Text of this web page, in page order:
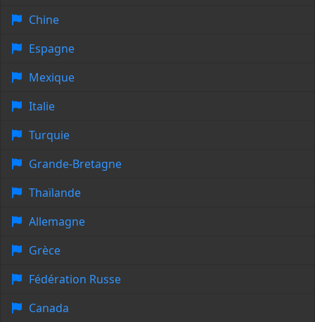
Chine
Espagne
Mexique
Italie
Turquie
Grande-Bretagne
Thaïlande
Allemagne
Grèce
Fédération Russe
Canada